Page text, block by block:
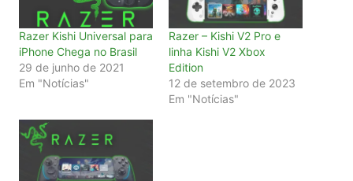
Razer Kishi Universal para
iPhone Chega no Brasil
29 de junho de 2021
Em "Notícias"
Razer – Kishi V2 Pro e
linha Kishi V2 Xbox
Edition
12 de setembro de 2023
Em "Notícias"